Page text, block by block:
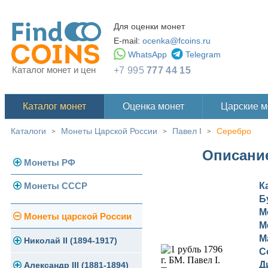
Каталог монет и цен
Для оценки монет
E-mail: ocenka@fcoins.ru
WhatsApp
Telegram
+7 995777 44 15
Каталог монет Оценка монет Царские
Каталоги > Монеты Царской России > Павел I > Серебро
Монеты РФ
Современная Россия
Монеты 1991-1993 гг.
Памятные и юбилейные
Монеты СССР
Погодовка СССР
Монеты 1958 года
Золотые червонцы
Монеты царской России
Николай II (1894-1917)
Золото
Александр III (1881-1894)